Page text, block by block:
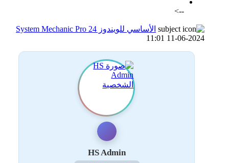
-->
الأساسي للويندوز System Mechanic Pro 24
11-06-2024 11:01
HS Admin